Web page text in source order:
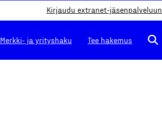
Kirjaudu extranet-jäsenpalveluun
Merkki- ja yrityshaku Tee hakemus